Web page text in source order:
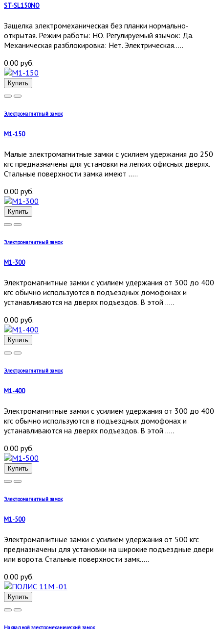
ST-SL150NO
Защелка электромеханическая без планки нормально-
открытая. Режим работы: НО. Регулируемый язычок: Да.
Механическая разблокировка: Нет. Электрическая.....
0.00 руб.
Купить
Электромагнитный замок
М1-150
Малые электромагнитные замки с усилием удержания до 250
кгс предназначены для установки на легких офисных дверях.
Стальные поверхности замка имеют .....
0.00 руб.
Купить
Электромагнитный замок
М1-300
Электромагнитные замки с усилием удержания от 300 до 400
кгс обычно используются в подъездных домофонах и
устанавливаются на дверях подъездов. В этой .....
0.00 руб.
Купить
Электромагнитный замок
М1-400
Электромагнитные замки с усилием удержания от 300 до 400
кгс обычно используются в подъездных домофонах и
устанавливаются на дверях подъездов. В этой .....
0.00 руб.
Купить
Электромагнитный замок
М1-500
Электромагнитные замки с усилием удержания от 500 кгс
предназначены для установки на широкие подъездные двери
или ворота. Стальные поверхности замк.....
0.00 руб.
Купить
Накладной электромеханический замок